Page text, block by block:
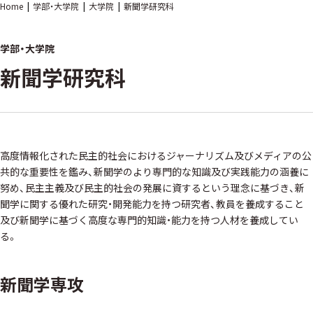
Home 学部・大学院 大学院 新聞学研究科
学部・大学院
新聞学研究科
高度情報化された民主的社会におけるジャーナリズム及びメディアの公
共的な重要性を鑑み、新聞学のより専門的な知識及び実践能力の涵養に
努め、民主主義及び民主的社会の発展に資するという理念に基づき、新
聞学に関する優れた研究・開発能力を持つ研究者、教員を養成すること
及び新聞学に基づく高度な専門的知識・能力を持つ人材を養成してい
る。
新聞学専攻